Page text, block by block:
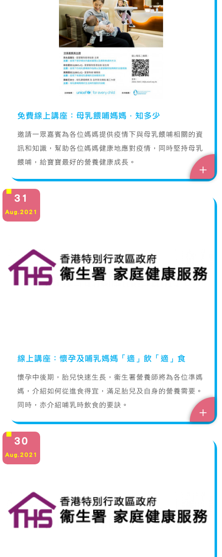
免費線上講座：母乳餵哺媽媽·知多少
邀請一眾嘉賓為各位媽媽提供疫情下與母乳餵哺相關的資
訊和知識，幫助各位媽媽健康地應對疫情，同時堅持母乳
餵哺，給寶寶最好的營養健康成長。
+
31
Aug.2021
線上講座：懷孕及哺乳媽媽「適」飲「適」食
懷孕中後期，胎兒快速生長，衞生署營養師將為各位準媽
媽，介紹如何從進食得宜，滿足胎兒及自身的營養需要。
同時，亦介紹哺乳時飲食的要訣。
+
30
Aug.2021